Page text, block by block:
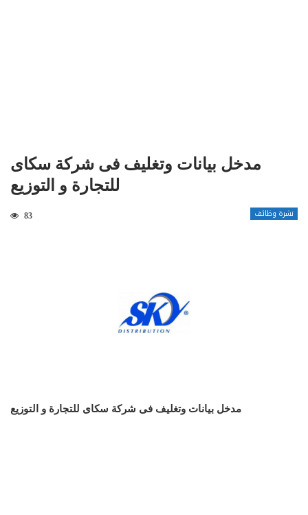
مدخل بيانات وتغليف فى شركة سكاى
للتجارة و التوزيع
نشرة وظائف 83
مدخل بيانات وتغليف فى شركة سكاى للتجارة و التوزيع